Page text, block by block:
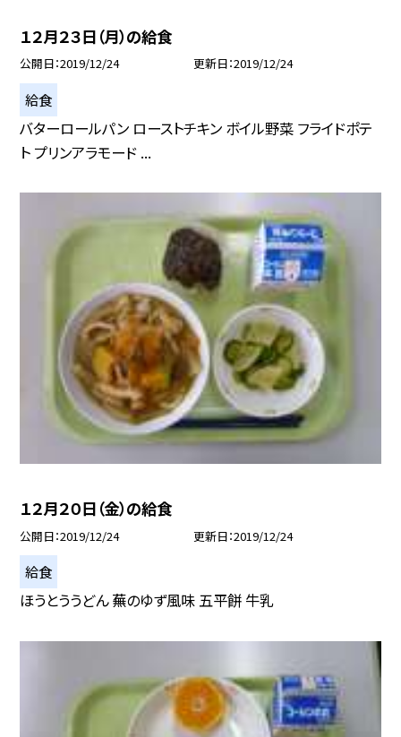
１２月２３日（月）の給食
公開日 2019/12/24 更新日 2019/12/24
給食
バターロールパン ローストチキン ボイル野菜 フライドポテ
ト プリンアラモード ...
１２月２０日（金）の給食
公開日 2019/12/24 更新日 2019/12/24
給食
ほうとううどん 蕪のゆず風味 五平餅 牛乳